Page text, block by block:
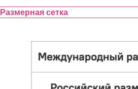
Размерная сетка